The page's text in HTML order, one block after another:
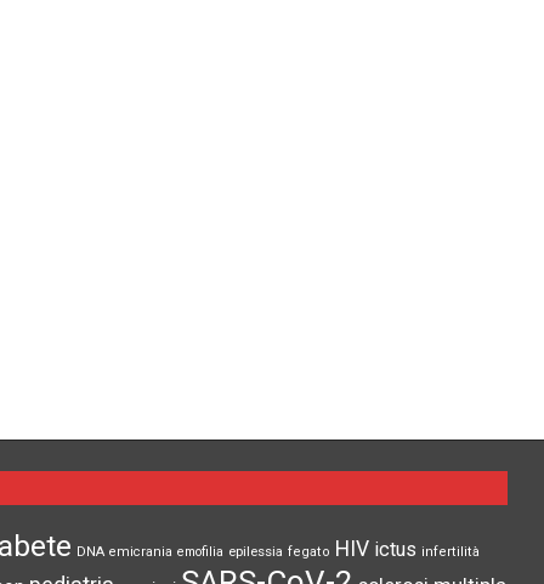
DNA emicrania emofilia epilessia fegato HIV ictus infertilità